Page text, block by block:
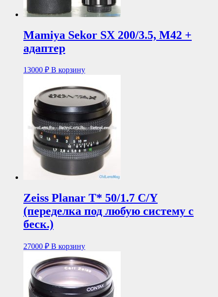
Mamiya Sekor SX 200/3.5, M42 +
адаптер
13000 ₽ В корзину
Zeiss Planar T* 50/1.7 C/Y
(переделка под любую систему с
беск.)
27000 ₽ В корзину